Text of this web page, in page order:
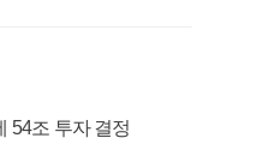
54조 투자 결정